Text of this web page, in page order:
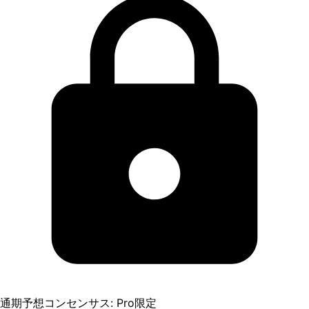
通期予想コンセンサス: Pro限定